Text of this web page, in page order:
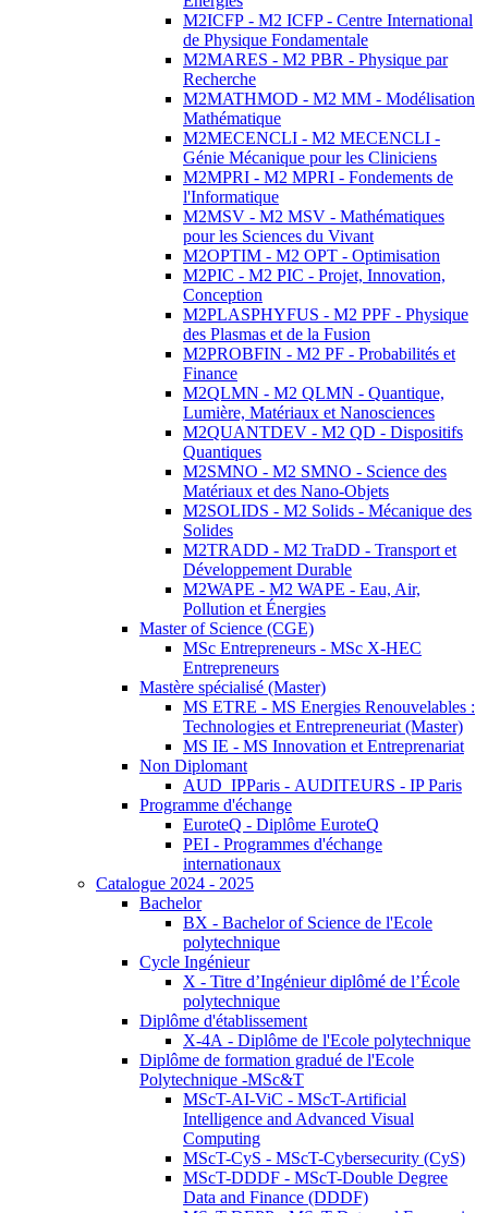
M2ICFP - M2 ICFP - Centre International
de Physique Fondamentale
M2MARES - M2 PBR - Physique par
Recherche
M2MATHMOD - M2 MM - Modélisation
Mathématique
M2MECENCLI - M2 MECENCLI -
Génie Mécanique pour les Cliniciens
M2MPRI - M2 MPRI - Fondements de
l'Informatique
M2MSV - M2 MSV - Mathématiques
pour les Sciences du Vivant
M2OPTIM - M2 OPT - Optimisation
M2PIC - M2 PIC - Projet, Innovation,
Conception
M2PLASPHYFUS - M2 PPF - Physique
des Plasmas et de la Fusion
M2PROBFIN - M2 PF - Probabilités et
Finance
M2QLMN - M2 QLMN - Quantique,
Lumière, Matériaux et Nanosciences
M2QUANTDEV - M2 QD - Dispositifs
Quantiques
M2SMNO - M2 SMNO - Science des
Matériaux et des Nano-Objets
M2SOLIDS - M2 Solids - Mécanique des
Solides
M2TRADD - M2 TraDD - Transport et
Développement Durable
M2WAPE - M2 WAPE - Eau, Air,
Pollution et Énergies
Master of Science (CGE)
MSc Entrepreneurs - MSc X-HEC
Entrepreneurs
Mastère spécialisé (Master)
MS ETRE - MS Energies Renouvelables :
Technologies et Entrepreneuriat (Master)
MS IE - MS Innovation et Entreprenariat
Non Diplomant
AUD_IPParis - AUDITEURS - IP Paris
Programme d'échange
EuroteQ - Diplôme EuroteQ
PEI - Programmes d'échange
internationaux
Catalogue 2024 - 2025
Bachelor
BX - Bachelor of Science de l'Ecole
polytechnique
Cycle Ingénieur
X - Titre d’Ingénieur diplômé de l’École
polytechnique
Diplôme d'établissement
X-4A - Diplôme de l'Ecole polytechnique
Diplôme de formation gradué de l'Ecole
Polytechnique -MSc&T
MScT-AI-ViC - MScT-Artificial
Intelligence and Advanced Visual
Computing
MScT-CyS - MScT-Cybersecurity (CyS)
MScT-DDDF - MScT-Double Degree
Data and Finance (DDDF)